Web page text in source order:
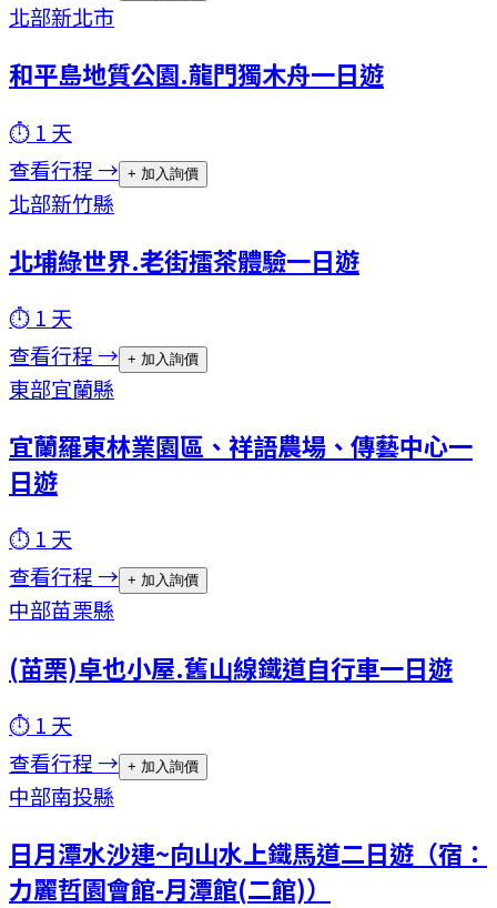
北部新北市
和平島地質公園.龍門獨木舟一日遊
⏱ 1 天
查看行程 → + 加入詢價
北部新竹縣
北埔綠世界.老街擂茶體驗一日遊
⏱ 1 天
查看行程 → + 加入詢價
東部宜蘭縣
宜蘭羅東林業園區、祥語農場、傳藝中心一
日遊
⏱ 1 天
查看行程 → + 加入詢價
中部苗栗縣
(苗栗)卓也小屋.舊山線鐵道自行車一日遊
⏱ 1 天
查看行程 → + 加入詢價
中部南投縣
日月潭水沙連~向山水上鐵馬道二日遊（宿：
力麗哲園會館-月潭館(二館)）